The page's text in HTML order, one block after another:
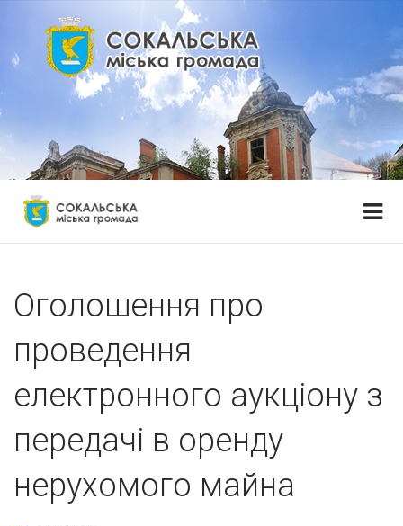
Оголошення про
проведення
електронного аукціону з
передачі в оренду
нерухомого майна